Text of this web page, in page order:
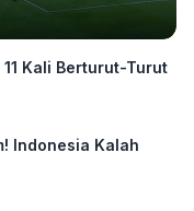
Kali Berturut-Turut
Indonesia Kalah